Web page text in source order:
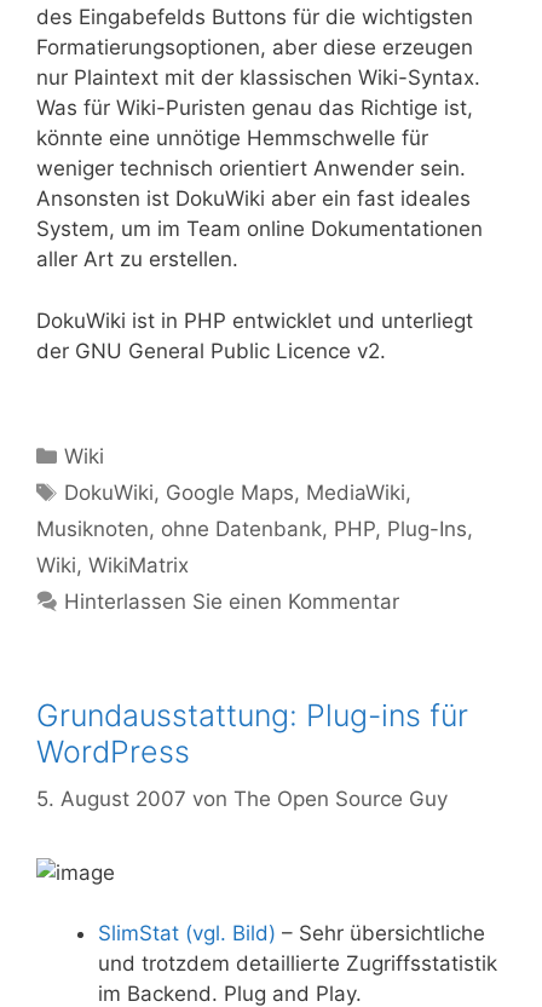
des Eingabefelds Buttons für die wichtigsten
Formatierungsoptionen, aber diese erzeugen
nur Plaintext mit der klassischen Wiki-Syntax.
Was für Wiki-Puristen genau das Richtige ist,
könnte eine unnötige Hemmschwelle für
weniger technisch orientiert Anwender sein.
Ansonsten ist DokuWiki aber ein fast ideales
System, um im Team online Dokumentationen
aller Art zu erstellen.
DokuWiki ist in PHP entwicklet und unterliegt
der GNU General Public Licence v2.
Kategorien
Wiki
Tags
DokuWiki, Google Maps, MediaWiki,
Musiknoten, ohne Datenbank, PHP, Plug-Ins,
Wiki, WikiMatrix
Hinterlassen Sie einen Kommentar
Grundausstattung: Plug-ins für
WordPress
5. August 2007 von The Open Source Guy
SlimStat (vgl. Bild) – Sehr übersichtliche
und trotzdem detaillierte Zugriffsstatistik
im Backend. Plug and Play.